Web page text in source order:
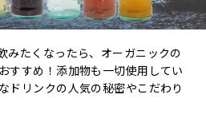
みたくなったら、オーガニックの
すすめ！添加物も一切使用してい
ドリンクの人気の秘密やこだわり